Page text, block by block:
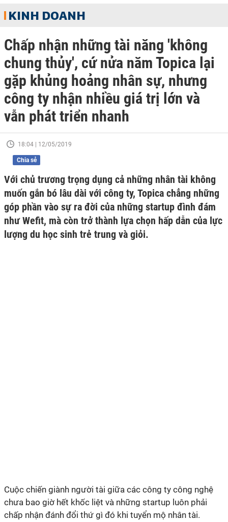
KINH DOANH
Chấp nhận những tài năng 'không
chung thủy', cứ nửa năm Topica lại
gặp khủng hoảng nhân sự, nhưng
công ty nhận nhiều giá trị lớn và
vẫn phát triển nhanh
18:04 | 12/05/2019
Chia sẻ
Với chủ trương trọng dụng cả những nhân tài không
muốn gắn bó lâu dài với công ty, Topica chẳng những
góp phần vào sự ra đời của những startup đình đám
như Wefit, mà còn trở thành lựa chọn hấp dẫn của lực
lượng du học sinh trẻ trung và giỏi.
Cuộc chiến giành người tài giữa các công ty công nghệ
chưa bao giờ hết khốc liệt và những startup luôn phải
chấp nhận đánh đổi thứ gì đó khi tuyển mộ nhân tài.